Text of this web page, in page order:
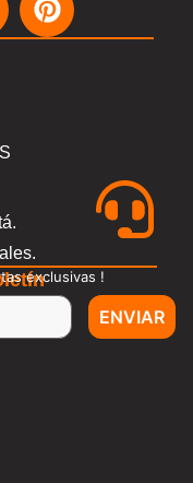
exclusivas !
ENVIAR